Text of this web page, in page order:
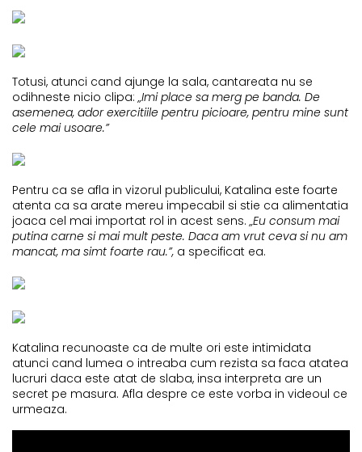
Totusi, atunci cand ajunge la sala, cantareata nu se
odihneste nicio clipa: „Imi place sa merg pe banda. De
asemenea, ador exercitiile pentru picioare, pentru mine sunt
cele mai usoare.”
Pentru ca se afla in vizorul publicului, Katalina este foarte
atenta ca sa arate mereu impecabil si stie ca alimentatia
joaca cel mai importat rol in acest sens. „Eu consum mai
putina carne si mai mult peste. Daca am vrut ceva si nu am
mancat, ma simt foarte rau.”, a specificat ea.
Katalina recunoaste ca de multe ori este intimidata
atunci cand lumea o intreaba cum rezista sa faca atatea
lucruri daca este atat de slaba, insa interpreta are un
secret pe masura. Afla despre ce este vorba in videoul ce
urmeaza.